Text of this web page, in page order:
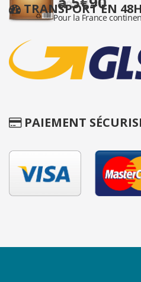
TRANSPORT EN 48H
PAIEMENT